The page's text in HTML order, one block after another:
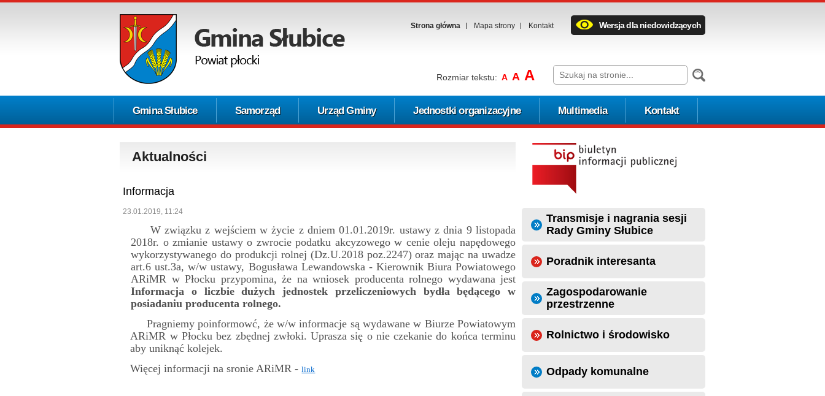
Strona główna Mapa strony Kontakt Wersja dla niedowidzących
Rozmiar tekstu: A A A
Gmina Słubice Samorząd Urząd Gminy Jednostki organizacyjne Multimedia Kontakt
Aktualności
Informacja
23.01.2019, 11:24
W związku z wejściem w życie z dniem 01.01.2019r. ustawy z dnia 9 listopada
2018r. o zmianie ustawy o zwrocie podatku akcyzowego w cenie oleju napędowego
wykorzystywanego do produkcji rolnej (Dz.U.2018 poz.2247) oraz mając na uwadze
art.6 ust.3a, w/w ustawy, Bogusława Lewandowska - Kierownik Biura Powiatowego
ARiMR w Płocku przypomina, że na wniosek producenta rolnego wydawana jest
Informacja o liczbie dużych jednostek przeliczeniowych bydła będącego w
posiadaniu producenta rolnego.
Pragniemy poinformowć, że w/w informacje są wydawane w Biurze Powiatowym
ARiMR w Płocku bez zbędnej zwłoki. Uprasza się o nie czekanie do końca terminu
aby uniknąć kolejek.
Więcej informacji na sronie ARiMR -link
Transmisje i nagrania sesji
Rady Gminy Słubice
Poradnik interesanta
Zagospodarowanie
przestrzenne
Rolnictwo i środowisko
Odpady komunalne